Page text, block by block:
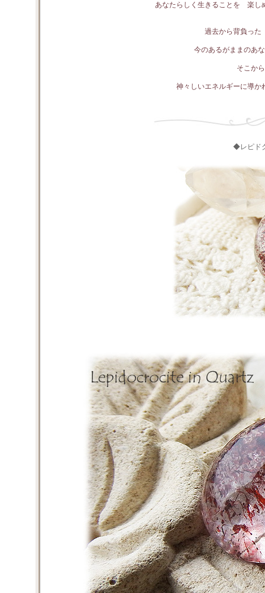
あなたらしく生きることを 楽し
過去から背負っ
今のあるがままのあ
そこか
神々しいエネルギーに導
◆レピド